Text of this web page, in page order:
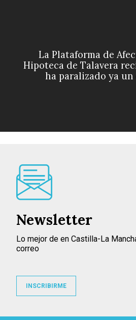
La Plataforma de
Hipoteca de Talavera
ha paralizado ya
Newsletter
Lo mejor de en Castilla-La
correo
INSCRIBIRME